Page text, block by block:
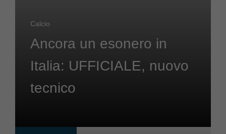
Calcio
Ancora un esonero in
Italia: UFFICIALE, nuovo
tecnico